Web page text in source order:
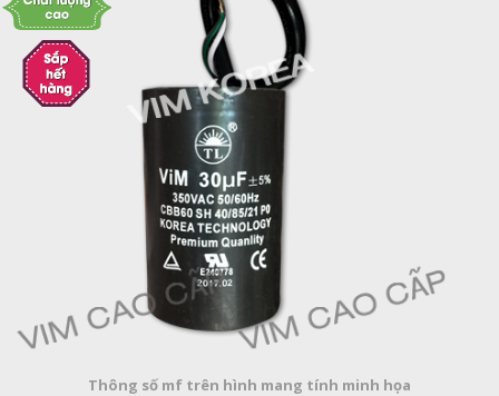
Thông số mf trên hình mang tính minh họa